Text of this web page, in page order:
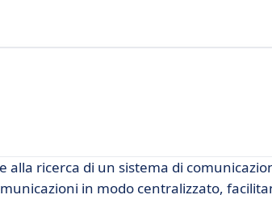
ricerca di un sistema di
in modo centralizzato,